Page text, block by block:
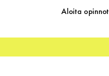
Aloita opinnot